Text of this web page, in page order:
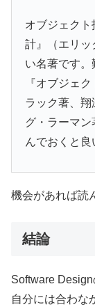
オブジェク
計』（エリッ
い名著です
『オブジェ
ラック著、翔
グ・ラーマ
んでおくと良
機会があれば読
結論
Software
自分には合わな